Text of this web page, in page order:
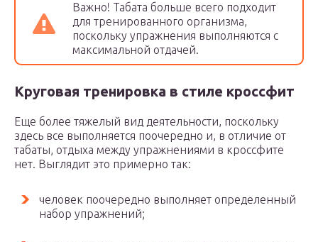
Важно! Табата больше всего подходит
для тренированного организма,
поскольку упражнения выполняются с
максимальной отдачей.
Круговая тренировка в стиле кроссфит
Еще более тяжелый вид деятельности, поскольку
здесь все выполняется поочередно и, в отличие от
табаты, отдыха между упражнениями в кроссфите
нет. Выглядит это примерно так:
человек поочередно выполняет определенный
набор упражнений;